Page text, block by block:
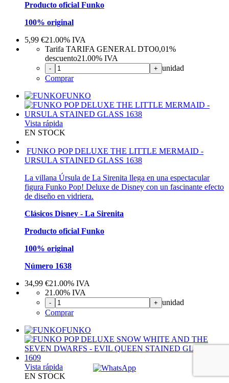
Producto oficial Funko
100% original
5,99 €21.00% IVA
Tarifa TARIFA GENERAL DTO0,01%
descuento21.00% IVA
- + unidad
Comprar
FUNKO
Vista rápida
EN STOCK
FUNKO POP DELUXE THE LITTLE MERMAID -
URSULA STAINED GLASS 1638
La villana Úrsula de La Sirenita llega en una espectacular
figura Funko Pop! Deluxe de Disney con un fascinante efecto
de diseño en vidriera.
Clásicos Disney - La Sirenita
Producto oficial Funko
100% original
Número 1638
34,99 €21.00% IVA
21.00% IVA
- + unidad
Comprar
FUNKO
Vista rápida
EN STOCK